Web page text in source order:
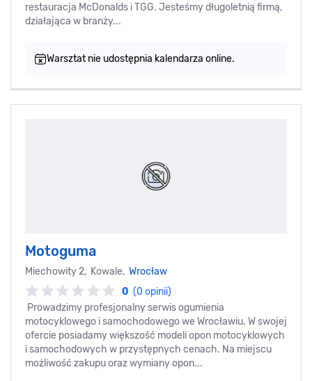
restauracja McDonalds i TGG. Jesteśmy długoletnią firmą,
działająca w branży...
Warsztat nie udostępnia kalendarza online.
Motoguma
Miechowity 2, Kowale, Wrocław
0 (0 opinii)
Prowadzimy profesjonalny serwis ogumienia
motocyklowego i samochodowego we Wrocławiu. W swojej
ofercie posiadamy większość modeli opon motocyklowych
i samochodowych w przystępnych cenach. Na miejscu
możliwość zakupu oraz wymiany opon...